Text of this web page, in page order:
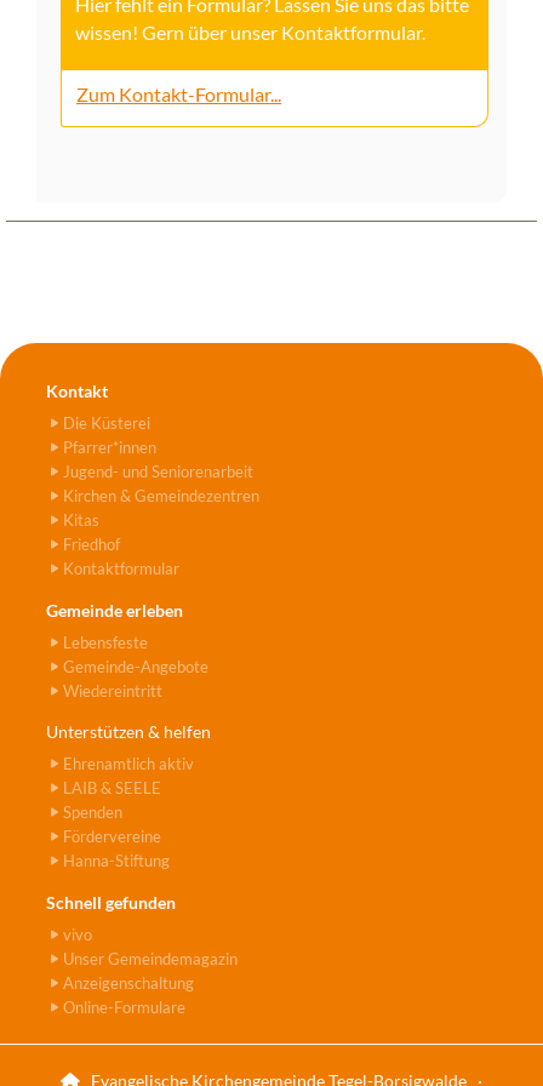
wissen! Gern über unser Kontaktformular.
Zum Kontakt-Formular...
Kontakt
Die Küsterei
Pfarrer*innen
Jugend- und Seniorenarbeit
Kirchen & Gemeindezentren
Kitas
Friedhof
Kontaktformular
Gemeinde erleben
Lebensfeste
Gemeinde-Angebote
Wiedereintritt
Unterstützen & helfen
Ehrenamtlich aktiv
LAIB & SEELE
Spenden
Fördervereine
Hanna-Stiftung
Schnell gefunden
vivo
Unser Gemeindemagazin
Anzeigenschaltung
Online-Formulare
 Evangelische Kirchengemeinde Tegel-Borsigwalde ·